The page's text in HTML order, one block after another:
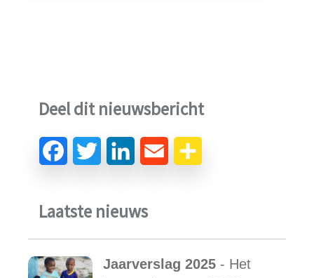
Deel dit nieuwsbericht
Laatste nieuws
Jaarverslag 2025 - Het